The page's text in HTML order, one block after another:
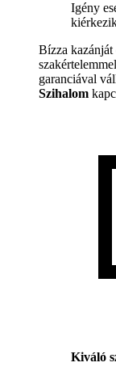
Igény
Bízza
garanciával
Szihalom
Kiváló